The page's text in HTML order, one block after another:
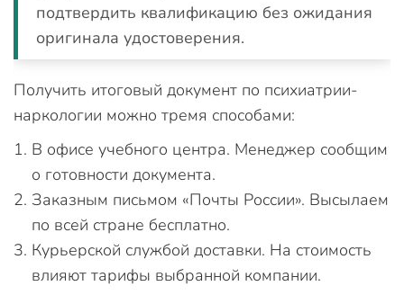
подтвердить квалификацию без ожидания
оригинала удостоверения.
Получить итоговый документ по психиатрии-
наркологии можно тремя способами:
В офисе учебного центра. Менеджер сообщим
о готовности документа.
Заказным письмом «Почты России». Высылаем
по всей стране бесплатно.
Курьерской службой доставки. На стоимость
влияют тарифы выбранной компании.